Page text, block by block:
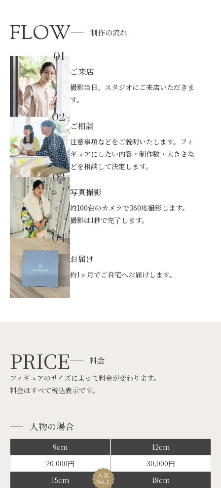
FLOW 制作の流れ
01
ご来店
撮影当日、スタジオにご来店いただきま
す。
02
ご相談
注意事項などをご説明いたします。フィ
ギュアにしたい内容・制作数・大きさな
どを相談して決定します。
03
写真撮影
約100台のカメラで360度撮影します。
撮影は1秒で完了します。
04
お届け
約1ヶ月でご自宅へお届けします。
PRICE 料金
フィギュアのサイズによって料金が変わります。
料金はすべて税込表示です。
人物の場合
9cm
12cm
20,000円
30,000円
15cm
18cm